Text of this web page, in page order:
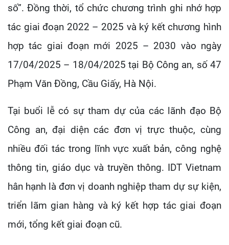
số”. Đồng thời, tổ chức chương trình ghi nhớ hợp
tác giai đoạn 2022 – 2025 và ký kết chương hình
hợp tác giai đoạn mới 2025 – 2030 vào ngày
17/04/2025 – 18/04/2025 tại Bộ Công an, số 47
Phạm Văn Đồng, Cầu Giấy, Hà Nội.
Tại buổi lễ có sự tham dự của các lãnh đạo Bộ
Công an, đại diện các đơn vị trực thuộc, cùng
nhiều đối tác trong lĩnh vực xuất bản, công nghệ
thông tin, giáo dục và truyền thông. IDT Vietnam
hân hạnh là đơn vị doanh nghiệp tham dự sự kiện,
triển lãm gian hàng và ký kết hợp tác giai đoạn
mới, tổng kết giai đoạn cũ.